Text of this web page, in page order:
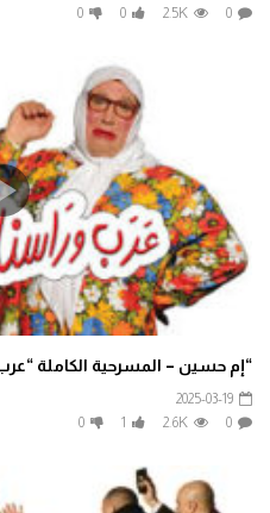
0
2.5K
0
0
“إم حسين – المسرحية الكاملة
2025-03-19
0
2.6K
1
0